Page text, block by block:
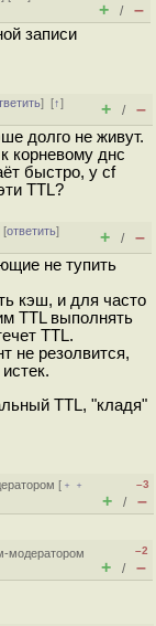
+ / –
записи
][↑]
+ / –
долго не живут.
корневому днс
быстро, у cf
TTL?
[ответить]
+ / –
не тупить
кэш, и для часто
TTL выполнять
TTL.
не резолвится,
TTL, "кладя"
[ ﹢﹢
–3
+ / –
модератором
–2
+ / –